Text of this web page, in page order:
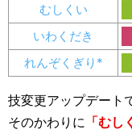
むしくい
いわくだき
れんぞくぎり*
技変更アップデート
そのかわりに 「むし